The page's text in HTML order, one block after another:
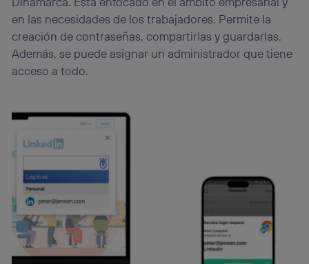
en las necesidades de los trabajadores. Permite la
creación de contraseñas, compartirlas y guardarlas.
Además, se puede asignar un administrador que tiene
acceso a todo.